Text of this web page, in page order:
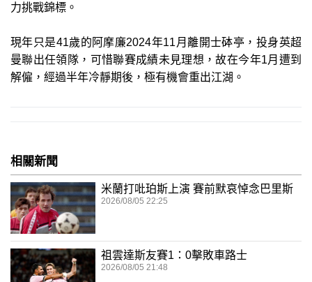
力挑戰錦標。
現年只是41歲的阿摩廉2024年11月離開士砵亭，投身英超
曼聯出任領隊，可惜聯賽成績未見理想，故在今年1月遭到
解僱，經過半年冷靜期後，極有機會重出江湖。
相關新聞
米蘭打吡珀斯上演 賽前默哀悼念巴里斯
2026/08/05 22:25
祖雲達斯友賽1：0擊敗車路士
2026/08/05 21:48